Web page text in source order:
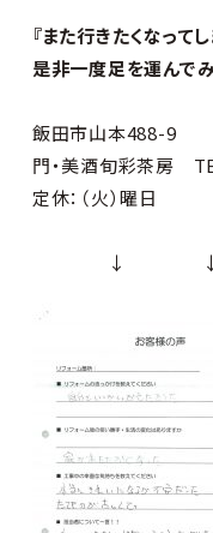
『また行きたくなって
是非一度足を運んで
飯田市山本488-9
門・美酒旬彩茶房
定休：（火）曜日
↓ ↓ クリ